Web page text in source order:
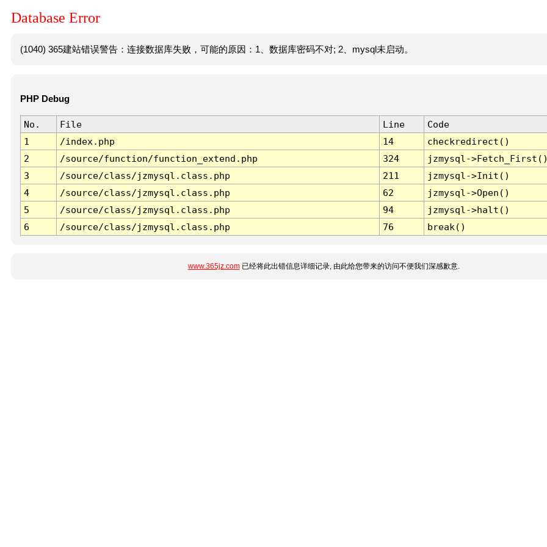
Database Error
(1040) 365建站错误警告：连接数据库失败，可能的原因：1、数据库密码不对; 2、mysql未启动。
PHP Debug
No. File Line
Code
1
/index.php 14
checkredirect()
2
/source/function/function_extend.php 324
jzmysql-
3
/source/class/jzmysql.class.php 211
jzmysql->Init()
4
/source/class/jzmysql.class.php 62
jzmysql->Open()
5
/source/class/jzmysql.class.php 94
jzmysql->halt()
6
/source/class/jzmysql.class.php 76 break()
www.365jz.com已经将此出错信息详细记录, 由此给您带来的访问不便我们深感歉意.